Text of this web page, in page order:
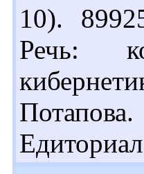
10).
Речь: